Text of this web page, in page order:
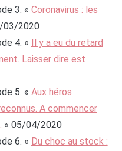
3. « Coronavirus : les
03/2020
4. « Il y a eu du retard
Laisser dire est
5. « Aux héros
A commencer
» 05/04/2020
6. « Du choc au stock :